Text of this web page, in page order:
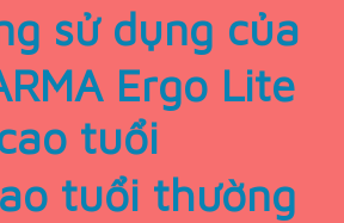
sử dụng của
Ergo Lite
tuổi
tuổi thường